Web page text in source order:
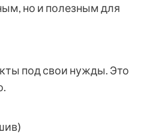
но и полезным для
под свои нужды. Это